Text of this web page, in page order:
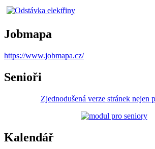
Jobmapa
https://www.jobmapa.cz/
Senioři
Zjednodušená verze stránek nejen
Kalendář